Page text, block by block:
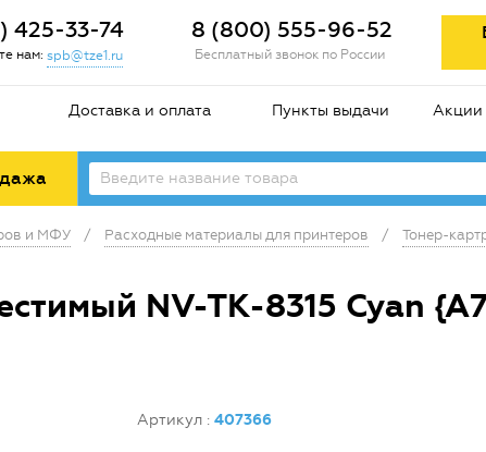
425-33-74
нам: spb@tze1.ru
8 (800) 555-96-52
Бесплатный звонок по России
Доставка и оплата Пункты выдачи Акции
и МФУ / Расходные материалы для принтеров / Тонер-
NV-TK-8315 Cyan
Артикул : 407366